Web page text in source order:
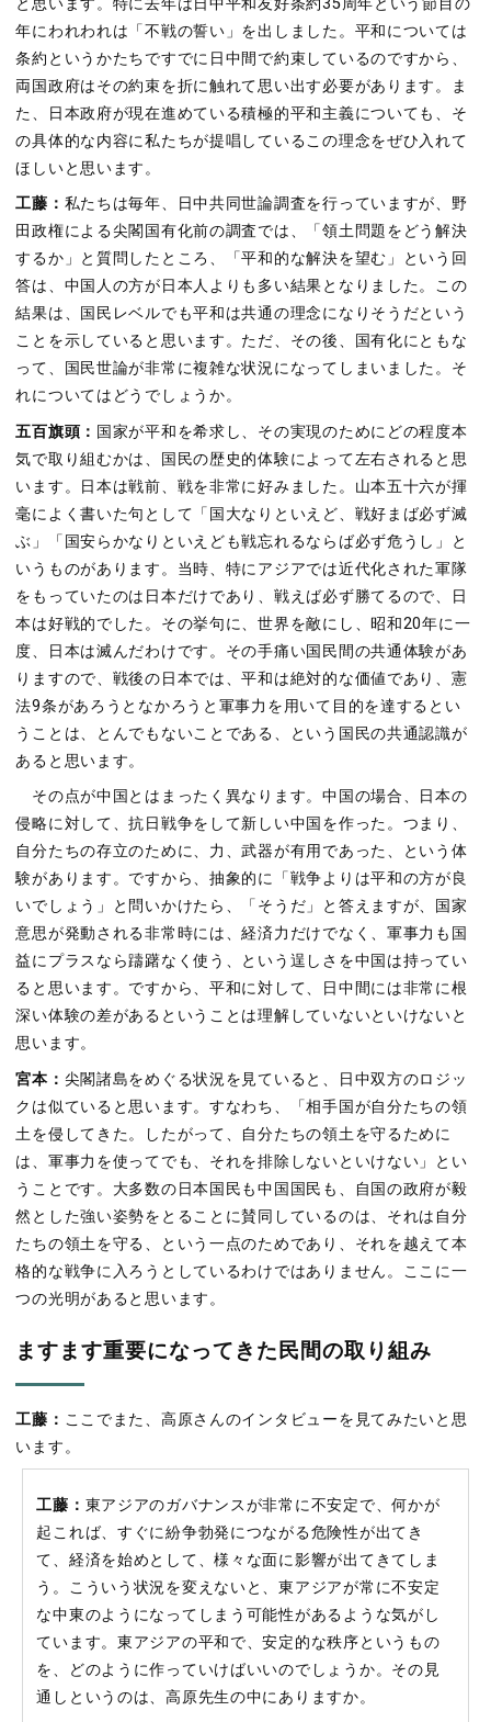
年にわれわれは「不戦の誓い」を出しました。平和については
条約というかたちですでに日中間で約束しているのですから、
両国政府はその約束を折に触れて思い出す必要があります。ま
た、日本政府が現在進めている積極的平和主義についても、そ
の具体的な内容に私たちが提唱しているこの理念をぜひ入れて
ほしいと思います。
工藤： 私たちは毎年、日中共同世論調査を行っていますが、野
田政権による尖閣国有化前の調査では、「領土問題をどう解決
するか」と質問したところ、「平和的な解決を望む」という回
答は、中国人の方が日本人よりも多い結果となりました。この
結果は、国民レベルでも平和は共通の理念になりそうだという
ことを示していると思います。ただ、その後、国有化にともな
って、国民世論が非常に複雑な状況になってしまいました。そ
れについてはどうでしょうか。
五百旗頭： 国家が平和を希求し、その実現のためにどの程度本
気で取り組むかは、国民の歴史的体験によって左右されると思
います。日本は戦前、戦を非常に好みました。山本五十六が揮
毫によく書いた句として「国大なりといえど、戦好まば必ず滅
ぶ」「国安らかなりといえども戦忘れるならば必ず危うし」と
いうものがあります。当時、特にアジアでは近代化された軍隊
をもっていたのは日本だけであり、戦えば必ず勝てるので、日
本は好戦的でした。その挙句に、世界を敵にし、昭和20年に一
度、日本は滅んだわけです。その手痛い国民間の共通体験があ
りますので、戦後の日本では、平和は絶対的な価値であり、憲
法9条があろうとなかろうと軍事力を用いて目的を達するとい
うことは、とんでもないことである、という国民の共通認識が
あると思います。
その点が中国とはまったく異なります。中国の場合、日本の
侵略に対して、抗日戦争をして新しい中国を作った。つまり、
自分たちの存立のために、力、武器が有用であった、という体
験があります。ですから、抽象的に「戦争よりは平和の方が良
いでしょう」と問いかけたら、「そうだ」と答えますが、国家
意思が発動される非常時には、経済力だけでなく、軍事力も国
益にプラスなら躊躇なく使う、という逞しさを中国は持ってい
ると思います。ですから、平和に対して、日中間には非常に根
深い体験の差があるということは理解していないといけないと
思います。
宮本： 尖閣諸島をめぐる状況を見ていると、日中双方のロジッ
クは似ていると思います。すなわち、「相手国が自分たちの領
土を侵してきた。したがって、自分たちの領土を守るために
は、軍事力を使ってでも、それを排除しないといけない」とい
うことです。大多数の日本国民も中国国民も、自国の政府が毅
然とした強い姿勢をとることに賛同しているのは、それは自分
たちの領土を守る、という一点のためであり、それを越えて本
格的な戦争に入ろうとしているわけではありません。ここに一
つの光明があると思います。
ますます重要になってきた民間の取り組み
工藤： ここでまた、高原さんのインタビューを見てみたいと思
います。
工藤： 東アジアのガバナンスが非常に不安定で、何かが
起これば、すぐに紛争勃発につながる危険性が出てき
て、経済を始めとして、様々な面に影響が出てきてしま
う。こういう状況を変えないと、東アジアが常に不安定
な中東のようになってしまう可能性があるような気がし
ています。東アジアの平和で、安定的な秩序というもの
を、どのように作っていけばいいのでしょうか。その見
通しというのは、高原先生の中にありますか。